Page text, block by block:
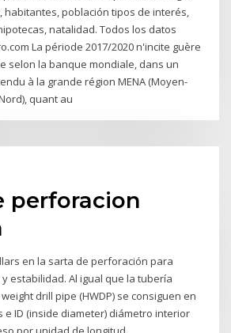
habitantes, población tipos de interés,
natalidad. Todos los datos
La période 2017/2020 n'incite guère
selon la banque mondiale, dans un
à la grande région MENA (Moyen-
quant au
perforacion
en la sarta de perforación para
estabilidad. Al igual que la tubería
drill pipe (HWDP) se consiguen en
ID (inside diameter) diámetro interior